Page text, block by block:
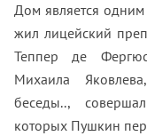
Дом является
жил лицейский
Теппер де
Михаила
беседы..,
которых Пушкин